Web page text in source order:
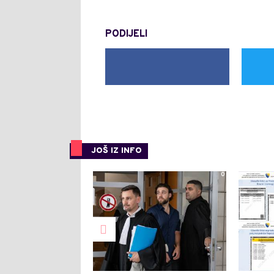
PODIJELI
JOŠ IZ INFO
0